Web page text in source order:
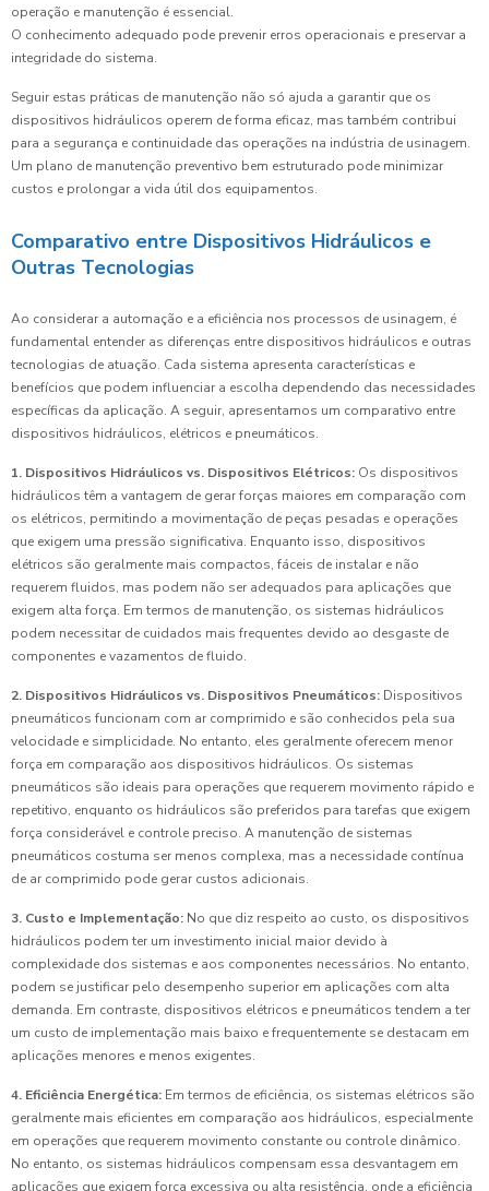
operação e manutenção é essencial.
O conhecimento adequado pode prevenir erros operacionais e preservar a
integridade do sistema.
Seguir estas práticas de manutenção não só ajuda a garantir que os
dispositivos hidráulicos operem de forma eficaz, mas também contribui
para a segurança e continuidade das operações na indústria de usinagem.
Um plano de manutenção preventivo bem estruturado pode minimizar
custos e prolongar a vida útil dos equipamentos.
Comparativo entre Dispositivos Hidráulicos e
Outras Tecnologias
Ao considerar a automação e a eficiência nos processos de usinagem, é
fundamental entender as diferenças entre dispositivos hidráulicos e outras
tecnologias de atuação. Cada sistema apresenta características e
benefícios que podem influenciar a escolha dependendo das necessidades
específicas da aplicação. A seguir, apresentamos um comparativo entre
dispositivos hidráulicos, elétricos e pneumáticos.
1. Dispositivos Hidráulicos vs. Dispositivos Elétricos: Os dispositivos
hidráulicos têm a vantagem de gerar forças maiores em comparação com
os elétricos, permitindo a movimentação de peças pesadas e operações
que exigem uma pressão significativa. Enquanto isso, dispositivos
elétricos são geralmente mais compactos, fáceis de instalar e não
requerem fluidos, mas podem não ser adequados para aplicações que
exigem alta força. Em termos de manutenção, os sistemas hidráulicos
podem necessitar de cuidados mais frequentes devido ao desgaste de
componentes e vazamentos de fluido.
2. Dispositivos Hidráulicos vs. Dispositivos Pneumáticos: Dispositivos
pneumáticos funcionam com ar comprimido e são conhecidos pela sua
velocidade e simplicidade. No entanto, eles geralmente oferecem menor
força em comparação aos dispositivos hidráulicos. Os sistemas
pneumáticos são ideais para operações que requerem movimento rápido e
repetitivo, enquanto os hidráulicos são preferidos para tarefas que exigem
força considerável e controle preciso. A manutenção de sistemas
pneumáticos costuma ser menos complexa, mas a necessidade contínua
de ar comprimido pode gerar custos adicionais.
3. Custo e Implementação: No que diz respeito ao custo, os dispositivos
hidráulicos podem ter um investimento inicial maior devido à
complexidade dos sistemas e aos componentes necessários. No entanto,
podem se justificar pelo desempenho superior em aplicações com alta
demanda. Em contraste, dispositivos elétricos e pneumáticos tendem a ter
um custo de implementação mais baixo e frequentemente se destacam em
aplicações menores e menos exigentes.
4. Eficiência Energética: Em termos de eficiência, os sistemas elétricos são
geralmente mais eficientes em comparação aos hidráulicos, especialmente
em operações que requerem movimento constante ou controle dinâmico.
No entanto, os sistemas hidráulicos compensam essa desvantagem em
aplicações que exigem força excessiva ou alta resistência, onde a eficiência